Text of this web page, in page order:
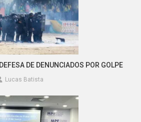
DE DENUNCIADOS POR GOLPE
Lucas Batista